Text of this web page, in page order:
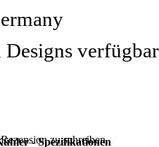
Designs verfügbar
- Spezifikationen
zu schreiben.